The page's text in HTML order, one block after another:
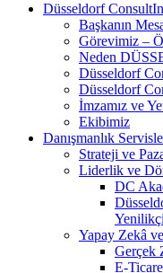
Düsseldorf
Başkanın
Görevimiz –
Neden
Düsseldorf
Düsseldorf
İmzamız ve
Ekibimiz
Danışmanlık
Strateji ve
Liderlik ve
DC
Yapay Zekâ
Gerçek
E-